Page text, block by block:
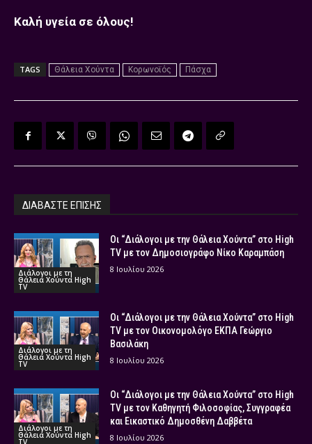
Καλή υγεία σε όλους!
TAGS Θάλεια Χούντα Κορωνοϊός Πάσχα
ΔΙΑΒΑΣΤΕ ΕΠΙΣΗΣ
Διάλογοι με τη
Θάλεια Χούντα High
TV
Οι “Διάλογοι με την Θάλεια Χούντα” στο High
TV με τον Δημοσιογράφο Νίκο Καραμπάση
8 Ιουλίου 2026
Διάλογοι με τη
Θάλεια Χούντα High
TV
Οι “Διάλογοι με την Θάλεια Χούντα” στο High
TV με τον Οικονομολόγο ΕΚΠΑ Γεώργιο
Βασιλάκη
8 Ιουλίου 2026
Διάλογοι με τη
Θάλεια Χούντα High
TV
Οι “Διάλογοι με την Θάλεια Χούντα” στο High
TV με τον Καθηγητή Φιλοσοφίας, Συγγραφέα
και Εικαστικό Δημοσθένη Δαββέτα
8 Ιουλίου 2026